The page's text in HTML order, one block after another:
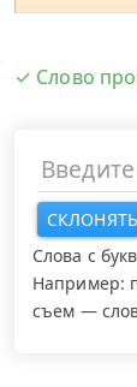
✓ Слово
СКЛОНЯТЬ
Слова с
Например:
съем —